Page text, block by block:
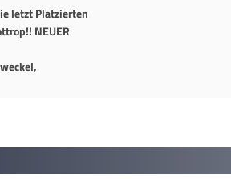
letzt Platzierten
NEUER